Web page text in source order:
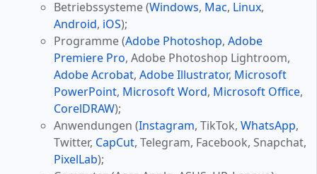
Betriebssysteme (Windows, Mac, Linux,
Android, iOS);
Programme (Adobe Photoshop, Adobe
Premiere Pro, Adobe Photoshop Lightroom,
Adobe Acrobat, Adobe Illustrator, Microsoft
PowerPoint, Microsoft Word, Microsoft Office,
CorelDRAW);
Anwendungen (Instagram, TikTok, WhatsApp,
Twitter, CapCut, Telegram, Facebook, Snapchat,
PixelLab);